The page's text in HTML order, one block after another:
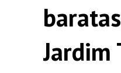
Jardim